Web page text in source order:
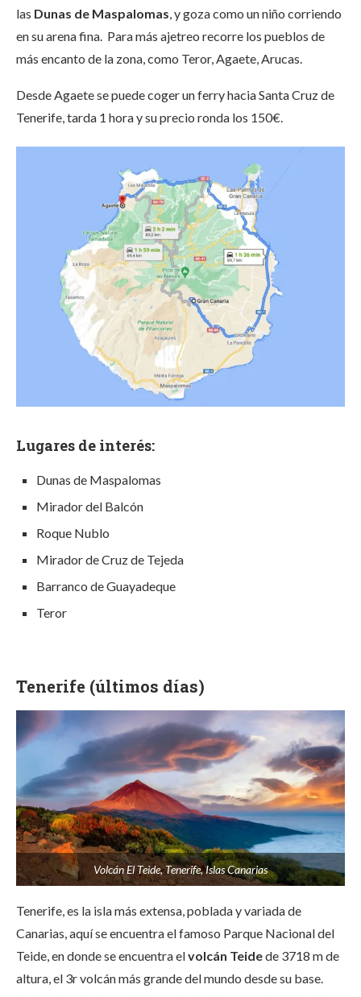
las Dunas de Maspalomas, y goza como un niño corriendo
en su arena fina. Para más ajetreo recorre los pueblos de
más encanto de la zona, como Teror, Agaete, Arucas.
Desde Agaete se puede coger un ferry hacia Santa Cruz de
Tenerife, tarda 1 hora y su precio ronda los 150€.
Lugares de interés:
Dunas de Maspalomas
Mirador del Balcón
Roque Nublo
Mirador de Cruz de Tejeda
Barranco de Guayadeque
Teror
Tenerife (últimos días)
Volcán El Teide, Tenerife, Islas Canarias
Tenerife, es la isla más extensa, poblada y variada de
Canarias, aquí se encuentra el famoso Parque Nacional del
Teide, en donde se encuentra elvolcán Teidede 3718 m de
altura, el 3r volcán más grande del mundo desde su base.